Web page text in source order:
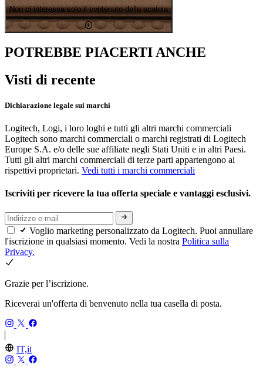
Non ci interessa solo il contenuto della scatola
POTREBBE PIACERTI ANCHE
Visti di recente
Dichiarazione legale sui marchi
Logitech, Logi, i loro loghi e tutti gli altri marchi commerciali
Logitech sono marchi commerciali o marchi registrati di Logitech
Europe S.A. e/o delle sue affiliate negli Stati Uniti e in altri Paesi.
Tutti gli altri marchi commerciali di terze parti appartengono ai
rispettivi proprietari. Vedi tutti i marchi commerciali
Iscriviti per ricevere la tua offerta speciale e vantaggi esclusivi.
Voglio marketing personalizzato da Logitech. Puoi annullare
l'iscrizione in qualsiasi momento. Vedi la nostra Politica sulla
Privacy.
Grazie per l’iscrizione.
Riceverai un'offerta di benvenuto nella tua casella di posta.
IT,it